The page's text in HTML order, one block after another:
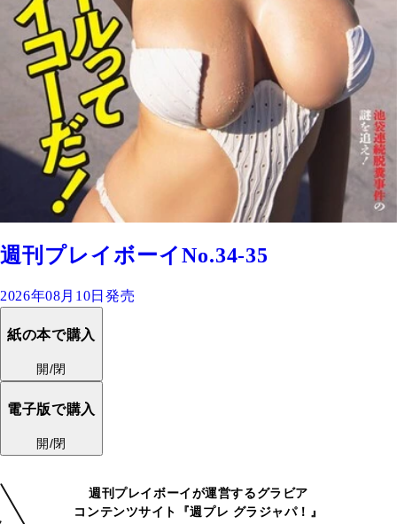
週刊プレイボーイNo.34-35
2026年08月10日発売
紙の本で購入
開/閉
電子版で購入
開/閉
週刊プレイボーイが運営するグラビア
コンテンツサイト『週プレ グラジャパ！』